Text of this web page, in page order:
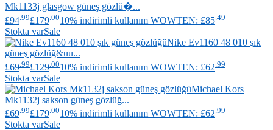
Mk1133j glasgow güneş gözlü�...
£94.99£179.0010% indirimli kullanım WOWTEN: £85.49
Stokta varSale
Nike Ev1160 48 010 şık
güneş gözlüğ&uu...
£69 .99£129 .0010% indirimli kullanım WOWTEN: £62 .99
Stokta varSale
Michael Kors
Mk1132j sakson güneş gözlüğ...
£69 .99£179 .0010% indirimli kullanım WOWTEN: £62 .99
Stokta varSale